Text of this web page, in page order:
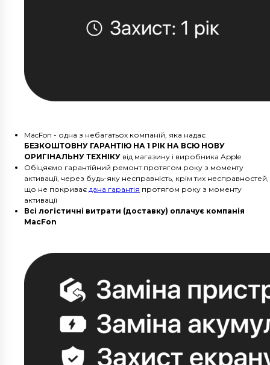
MacFon - одна з небагатьох компаній, яка надає
БЕЗКОШТОВНУ ГАРАНТІЮ НА 1 РІК НА ВСЮ НОВУ
ОРИГІНАЛЬНУ ТЕХНІКУ від магазину і виробника Apple
Обіцяємо гарантійний ремонт протягом року з моменту
активації, через будь-яку несправність, крім тих несправностей,
що не покриває дана гарантія протягом року з моменту
активації
Всі логістичні витрати (доставку) оплачує компанія
MacFon